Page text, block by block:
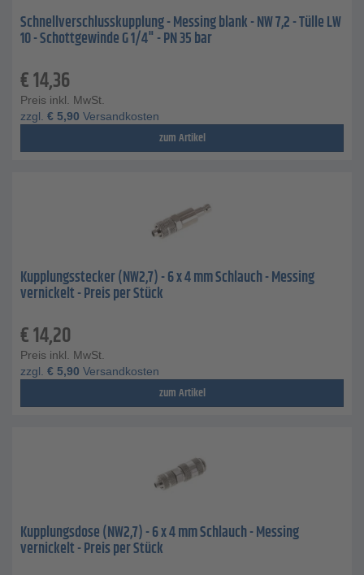
Schnellverschlusskupplung - Messing blank - NW 7,2 - Tülle LW
10 - Schottgewinde G 1/4" - PN 35 bar
€14,36
Preis inkl. MwSt.
zzgl. € 5,90 Versandkosten
zum Artikel
Kupplungsstecker (NW2,7) - 6 x 4 mm Schlauch - Messing
vernickelt - Preis per Stück
€14,20
Preis inkl. MwSt.
zzgl. € 5,90 Versandkosten
zum Artikel
Kupplungsdose (NW2,7) - 6 x 4 mm Schlauch - Messing
vernickelt - Preis per Stück